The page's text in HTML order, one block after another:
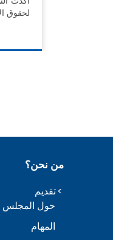
لحقوق
من نحن؟
تقديم
حول المجلس
المهام